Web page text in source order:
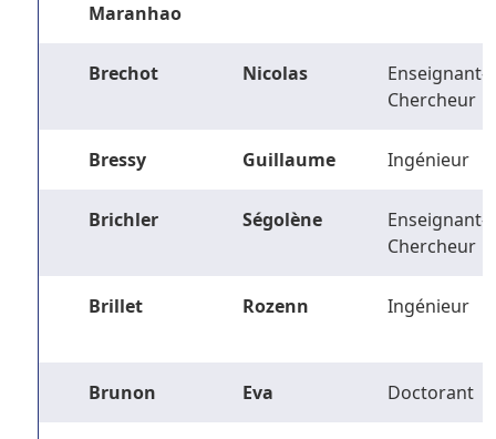
Maranhao
Brechot Nicolas
Enseignant-
Chercheur
Bressy Guillaume Ingénieur
Brichler Ségolène
Enseignant-
Chercheur
Brillet Rozenn Ingénieur
Brunon Eva Doctorant